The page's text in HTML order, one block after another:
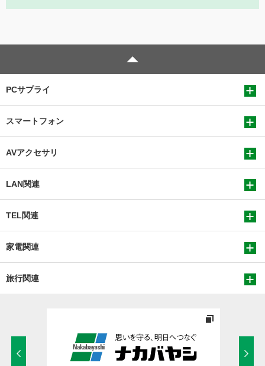
PCサプライ
スマートフォン
AVアクセサリ
LAN関連
TEL関連
家電関連
旅行関連